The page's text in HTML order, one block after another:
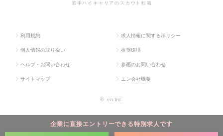
企業に直接エントリーできる特別求人です
若手ハイキャリアのスカウト転職
利用規約 求人情報に関するポリシー
個人情報の取り扱い 推奨環境
ヘルプ・お問い合わせ 参画のお問い合わせ
サイトマップ エン会社概要
© en Inc.